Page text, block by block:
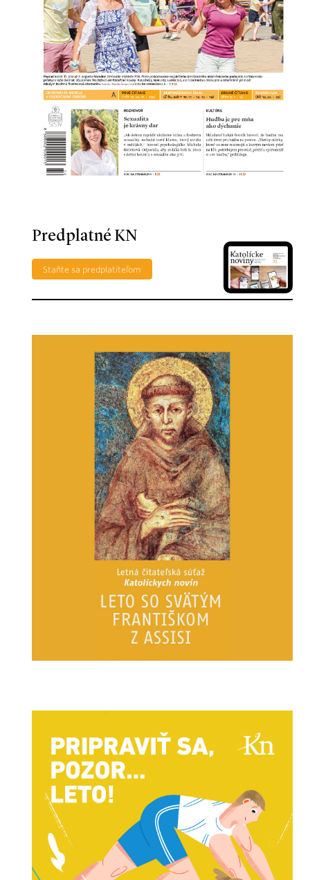
Predplatné KN
Staňte sa predplatiteľom